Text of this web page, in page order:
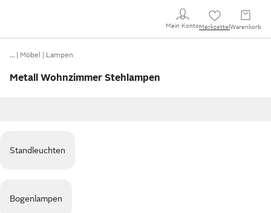
Mein KontoMerkzettel Warenkorb
… Möbel Lampen
Metall Wohnzimmer Stehlampen
Standleuchten
Bogenlampen